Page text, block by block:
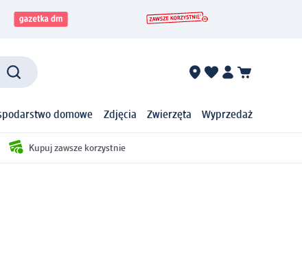
domowe Zdjęcia Zwierzęta Wyprzedaż
Kupuj zawsze korzystnie